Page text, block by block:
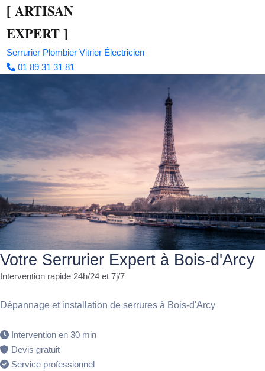
[ ARTISAN
EXPERT]
Serrurier Plombier Vitrier Électricien
01 89 31 31 81
Votre Serrurier Expert à Bois-d'Arcy
Intervention rapide 24h/24 et 7j/7
Dépannage et installation de serrures à Bois-d'Arcy
Intervention en 30 min
Devis gratuit
Service professionnel